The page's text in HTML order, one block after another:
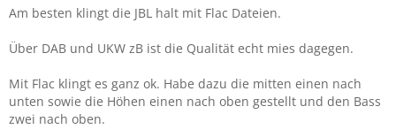
Am besten klingt die JBL halt mit Flac Dateien.
Über DAB und UKW zB ist die Qualität echt mies dagegen.
Mit Flac klingt es ganz ok. Habe dazu die mitten einen nach
unten sowie die Höhen einen nach oben gestellt und den Bass
zwei nach oben.